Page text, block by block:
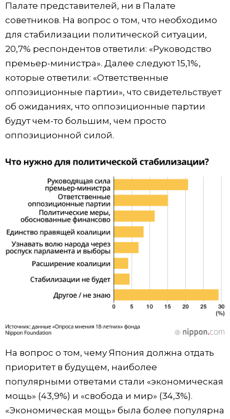
Палате представителей, ни в Палате
советников. На вопрос о том, что необходимо
для стабилизации политической ситуации,
20,7% респондентов ответили: «Руководство
премьер-министра». Далее следуют 15,1%,
которые ответили: «Ответственные
оппозиционные партии», что свидетельствует
об ожиданиях, что оппозиционные партии
будут чем-то большим, чем просто
оппозиционной силой.
На вопрос о том, чему Япония должна отдать
приоритет в будущем, наиболее
популярными ответами стали «экономическая
мощь» (43,9%) и «свобода и мир» (34,3%).
«Экономическая мощь» была более популярна